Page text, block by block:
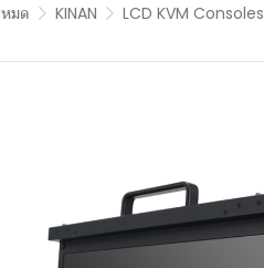
มด KINAN LCD KVM Consoles